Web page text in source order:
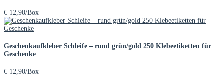
€ 12,90/Box
Geschenkaufkleber Schleife – rund grün/gold 250 Klebeetiketten für
Geschenke
€ 12,90/Box